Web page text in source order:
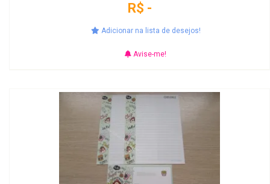
R$ -
Adicionar na lista de desejos!
Avise-me!